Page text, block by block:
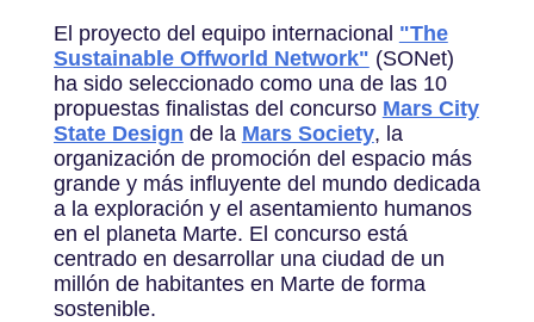
El proyecto del equipo internacional "The
Sustainable Offworld Network" (SONet)
ha sido seleccionado como una de las 10
propuestas finalistas del concurso Mars City
State Design de la Mars Society, la
organización de promoción del espacio más
grande y más influyente del mundo dedicada
a la exploración y el asentamiento humanos
en el planeta Marte. El concurso está
centrado en desarrollar una ciudad de un
millón de habitantes en Marte de forma
sostenible.